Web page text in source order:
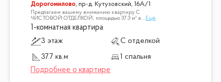
Дорогомилово,пр-д. Кутузовский, 16А/1
Предлагаем вашему вниманию квартиру С
ЧИСТОВОЙ ОТДЕЛКОЙ, площадью 37.3 м² в... Ещё
1-комнатная квартира
3 этаж
С отделкой
37.7 кв.м
1 спальня